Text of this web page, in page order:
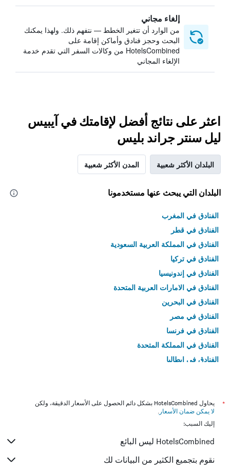
إلغاء مجاني
من الوارد أن تتغير الخطط — نتفهم ذلك. ولهذا يمكنك
البحث وحجز فنادق وأماكن إقامة على
HotelsCombined من وكالات السفر التي تقدم خدمة
الإلغاء المجاني
اعثر على نتائج أفضل لإقامتك في آيبيس
ليل سنتر جراند بليس
البلدان الأكثر شعبية المدن الأكثر شعبية
البلدان التي يبحث عنها مستخدمونا
الفنادق في المغرب
الفنادق في قطر
الفنادق في المملكة العربية السعودية
الفنادق في تركيا
الفنادق في إندونيسيا
الفنادق في الامارات العربية المتحدة
الفنادق في البحرين
الفنادق في مصر
الفنادق في فرنسا
الفنادق في المملكة المتحدة
الفنادق في إيطاليا
*
يحاول HotelsCombined بشكل دائم الحصول على الأسعار الدقيقة، ولكن
لا يمكن ضمان الأسعار .
إليك السبب:
HotelsCombined ليس البائع
نقوم بتجميع الكثير من البيانات لك